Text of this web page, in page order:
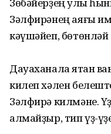
Зәлфирәнең аяғы
кәүшәйеп, бөтөнләй
Дауаханала ятҡан
килеп хәлен
Зәлфирә килмәне.
алмайҙыр, тип үҙ-